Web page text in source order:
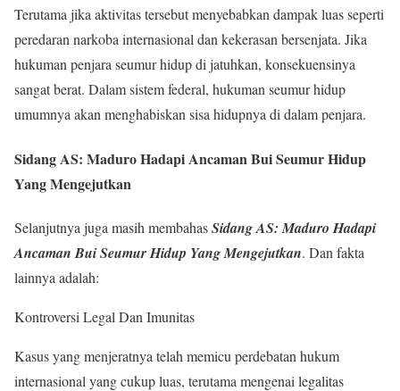
Terutama jika aktivitas tersebut menyebabkan dampak luas seperti
peredaran narkoba internasional dan kekerasan bersenjata. Jika
hukuman penjara seumur hidup di jatuhkan, konsekuensinya
sangat berat. Dalam sistem federal, hukuman seumur hidup
umumnya akan menghabiskan sisa hidupnya di dalam penjara.
Sidang AS: Maduro Hadapi Ancaman Bui Seumur Hidup
Yang Mengejutkan
Selanjutnya juga masih membahasSidang AS: Maduro Hadapi
Ancaman Bui Seumur Hidup Yang Mengejutkan. Dan fakta
lainnya adalah:
Kontroversi Legal Dan Imunitas
Kasus yang menjeratnya telah memicu perdebatan hukum
internasional yang cukup luas, terutama mengenai legalitas